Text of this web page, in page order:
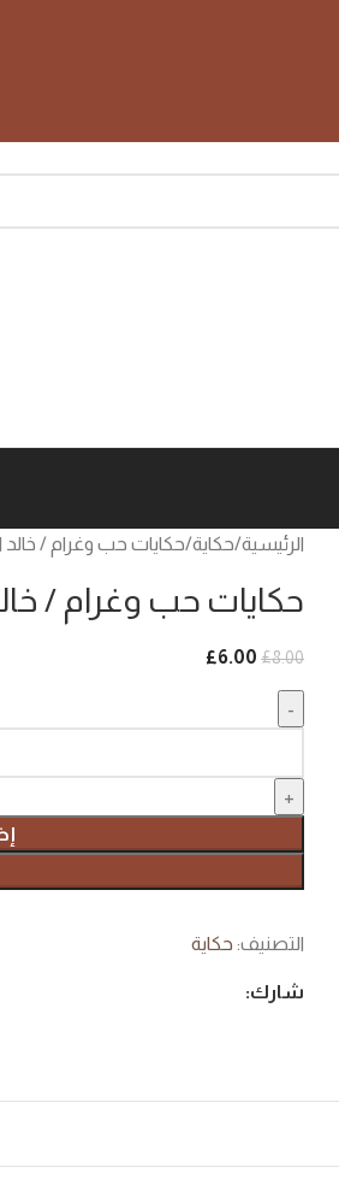
الرئيسية حكاية حكايات حب وغرام /
حكايات حب وغرام /
£8.00
£6.00
التصنيف: حكاية
شارك: